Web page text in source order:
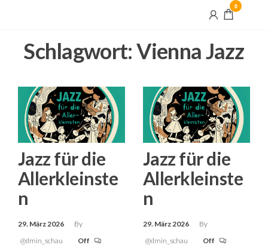
content
und Maria
0
Schlagwort:Vienna Jazz
Jazz für die
Allerkleinste
n
29. März 2026
By
@dmin_schau
Off
Jazz für die
Allerkleinste
n
29. März 2026
By
@dmin_schau
Off